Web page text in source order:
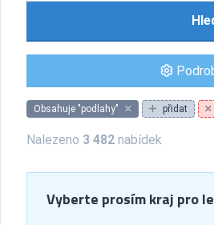
Obsahuje "podlahy" přidat
Nalezeno 3 482 nabídek
Vyberte prosím kraj pro